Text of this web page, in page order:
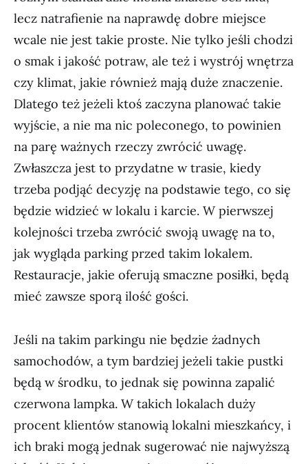
lecz natrafienie na naprawdę dobre miejsce
wcale nie jest takie proste. Nie tylko jeśli chodzi
o smak i jakość potraw, ale też i wystrój wnętrza
czy klimat, jakie również mają duże znaczenie.
Dlatego też jeżeli ktoś zaczyna planować takie
wyjście, a nie ma nic poleconego, to powinien
na parę ważnych rzeczy zwrócić uwagę.
Zwłaszcza jest to przydatne w trasie, kiedy
trzeba podjąć decyzję na podstawie tego, co się
będzie widzieć w lokalu i karcie. W pierwszej
kolejności trzeba zwrócić swoją uwagę na to,
jak wygląda parking przed takim lokalem.
Restauracje, jakie oferują smaczne posiłki, będą
mieć zawsze sporą ilość gości.
Jeśli na takim parkingu nie będzie żadnych
samochodów, a tym bardziej jeżeli takie pustki
będą w środku, to jednak się powinna zapalić
czerwona lampka. W takich lokalach duży
procent klientów stanowią lokalni mieszkańcy, i
ich braki mogą jednak sugerować nie najwyższą